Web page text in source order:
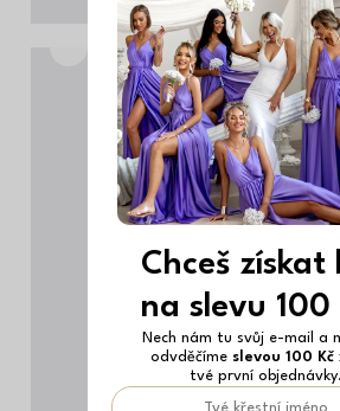
Chceš získat
na slevu 100
Nech nám tu svůj e-mail a
odvděčíme slevou 100 Kč
tvé první objednávky.